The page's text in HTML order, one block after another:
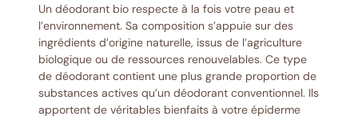
Un déodorant bio respecte à la fois votre peau et
l’environnement. Sa composition s’appuie sur des
ingrédients d’origine naturelle, issus de l’agriculture
biologique ou de ressources renouvelables. Ce type
de déodorant contient une plus grande proportion de
substances actives qu’un déodorant conventionnel. Ils
apportent de véritables bienfaits à votre épiderme